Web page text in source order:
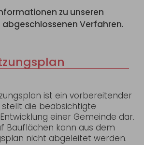
zu unseren
Verfahren.
ist ein vorbereitender
die beabsichtigte
einer Gemeinde dar.
Bauflächen kann aus dem
nicht abgeleitet werden.